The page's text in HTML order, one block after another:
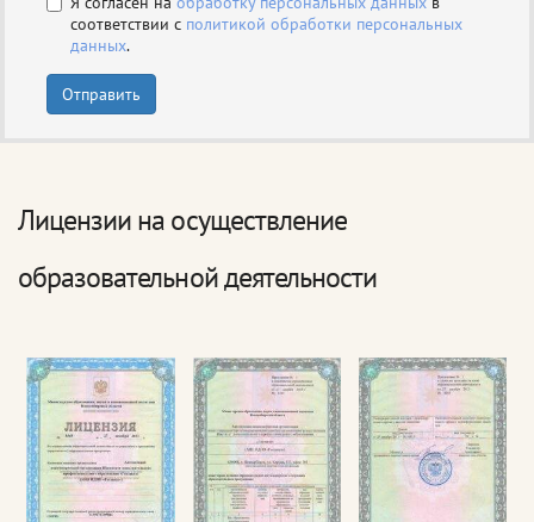
соответствии с политикой обработки персональных
данных.
Отправить
Лицензии на осуществление
образовательной деятельности